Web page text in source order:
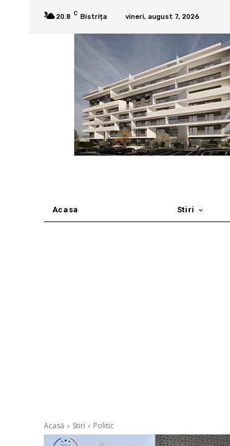
20.8 C Bistrița vineri, august 7, 2026
Acasa Stiri
Acasă Stiri Politic